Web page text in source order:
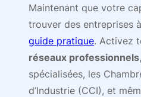
Maintenant que votre
trouver des entreprises
guide pratique. Activez
réseaux professionnels
spécialisées, les
d’Industrie (CCI), et